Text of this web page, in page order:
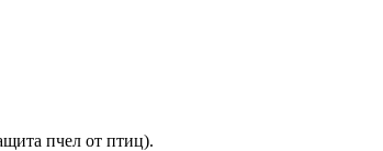
пчел от птиц).